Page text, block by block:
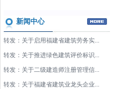
新闻中心
转发：关于启用福建省建筑劳务实...
转发：关于推进绿色建筑评价标识...
转发：关于二级建造师注册管理信...
转发：关于福建省建筑业龙头企业...